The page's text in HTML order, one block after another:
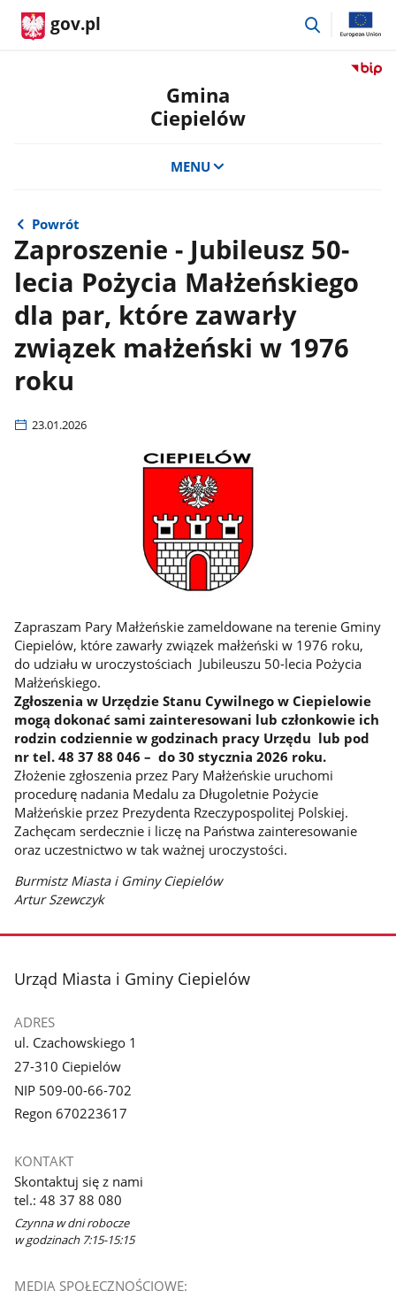
gov.pl
przejdź
Przejdź
Gmina
Ciepielów
MENU
Powrót
Zaproszenie - Jubileusz 50-
lecia Pożycia Małżeńskiego
dla par, które zawarły
związek małżeński w 1976
roku
23.01.2026
Zapraszam Pary Małżeńskie zameldowane na terenie Gminy
Ciepielów, które zawarły związek małżeński w 1976 roku,
do udziału w uroczystościach Jubileuszu 50-lecia Pożycia
Małżeńskiego.
Zgłoszenia w Urzędzie Stanu Cywilnego w Ciepielowie
mogą dokonać sami zainteresowani lub członkowie ich
rodzin codziennie w godzinach pracy Urzędu lub pod
nr tel. 48 37 88 046 – do 30 stycznia 2026 roku.
Złożenie zgłoszenia przez Pary Małżeńskie uruchomi
procedurę nadania Medalu za Długoletnie Pożycie
Małżeńskie przez Prezydenta Rzeczypospolitej Polskiej.
Zachęcam serdecznie i liczę na Państwa zainteresowanie
oraz uczestnictwo w tak ważnej uroczystości.
Burmistz Miasta i Gminy Ciepielów
Artur Szewczyk
stopka
Urząd Miasta i Gminy Ciepielów
ADRES
ul. Czachowskiego 1
27-310 Ciepielów
NIP 509-00-66-702
Regon 670223617
KONTAKT
Skontaktuj się z nami
tel.: 48 37 88 080
Czynna w dni robocze
w godzinach 7:15-15:15
MEDIA SPOŁECZNOŚCIOWE: